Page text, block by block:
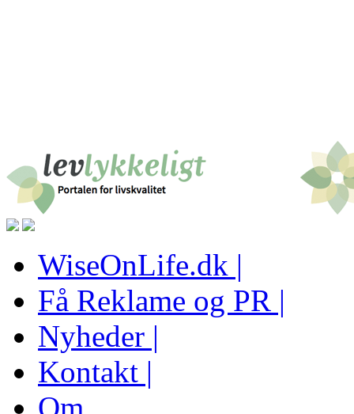
WiseOnLife.dk |
Få Reklame og PR |
Nyheder |
Kontakt |